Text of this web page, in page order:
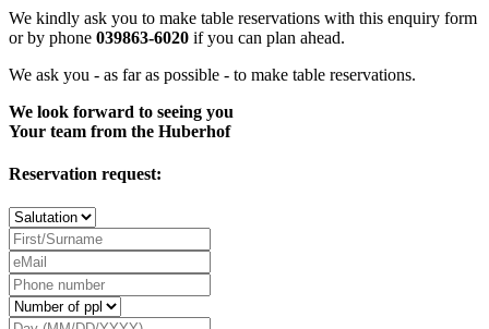
We kindly ask you to make table reservations with this enquiry form
or by phone 039863-6020 if you can plan ahead.
We ask you - as far as possible - to make table reservations.
We look forward to seeing you
Your team from the Huberhof
Reservation request: